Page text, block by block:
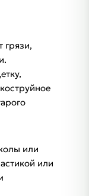
грязи,
или
или